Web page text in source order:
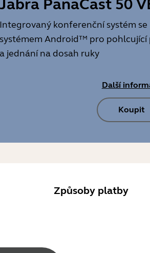
Jabra PanaCast 50
Integrovaný konferenční systém se
systémem Android™ pro pohlcující
a jednání na dosah ruky
Další
Koupit
Způsoby platby